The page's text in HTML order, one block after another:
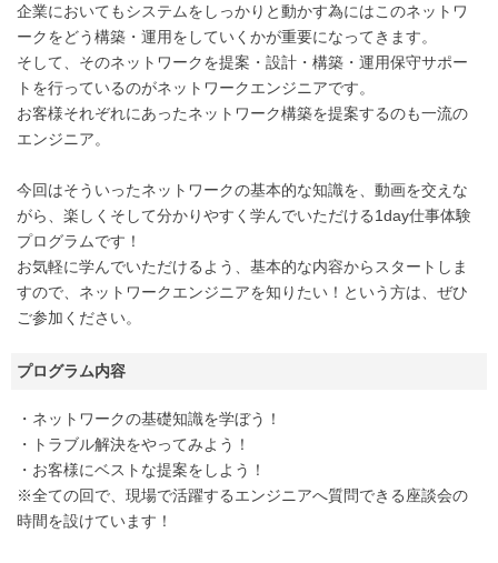
企業においてもシステムをしっかりと動かす為にはこのネットワ
ークをどう構築・運用をしていくかが重要になってきます。
そして、そのネットワークを提案・設計・構築・運用保守サポー
トを行っているのがネットワークエンジニアです。
お客様それぞれにあったネットワーク構築を提案するのも一流の
エンジニア。
今回はそういったネットワークの基本的な知識を、動画を交えな
がら、楽しくそして分かりやすく学んでいただける1day仕事体験
プログラムです！
お気軽に学んでいただけるよう、基本的な内容からスタートしま
すので、ネットワークエンジニアを知りたい！という方は、ぜひ
ご参加ください。
プログラム内容
・ネットワークの基礎知識を学ぼう！
・トラブル解決をやってみよう！
・お客様にベストな提案をしよう！
※全ての回で、現場で活躍するエンジニアへ質問できる座談会の
時間を設けています！